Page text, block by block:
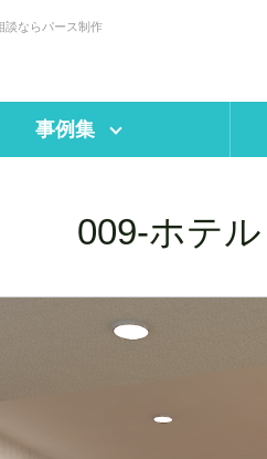
談ならパース制作
事例集
009-ホテ